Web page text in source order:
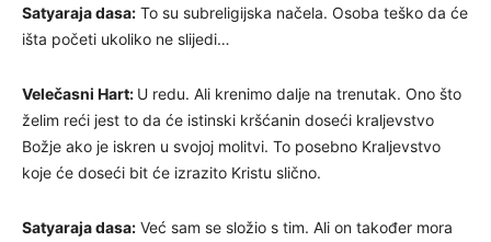
Satyaraja dasa: To su subreligijska načela. Osoba teško da će
išta početi ukoliko ne slijedi…
Velečasni Hart: U redu. Ali krenimo dalje na trenutak. Ono što
želim reći jest to da će istinski kršćanin doseći kraljevstvo
Božje ako je iskren u svojoj molitvi. To posebno Kraljevstvo
koje će doseći bit će izrazito Kristu slično.
Satyaraja dasa: Već sam se složio s tim. Ali on također mora